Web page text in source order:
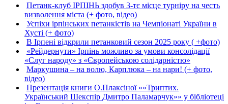
Петанк-клуб ІРПІНЬ здобув 3-тє місце турніру на честь
визволення міста (+ фото, відео)
Успіхи ірпінських петанкістів на Чемпіонаті України в
Хусті (+ фото)
В Ірпені відкрили петанковий сезон 2025 року ( +фото)
«Рейдернути» Ірпінь можливо за умови консолідації
«Слуг народу» з «Європейською солідарністю»
Маркушина – на волю, Карплюка – на нари! (+ фото,
відео)
Презентація книги О.Плаксіної ««Триптих.
Український Шекспір Дмитро Паламарчук»» у бібліотеці